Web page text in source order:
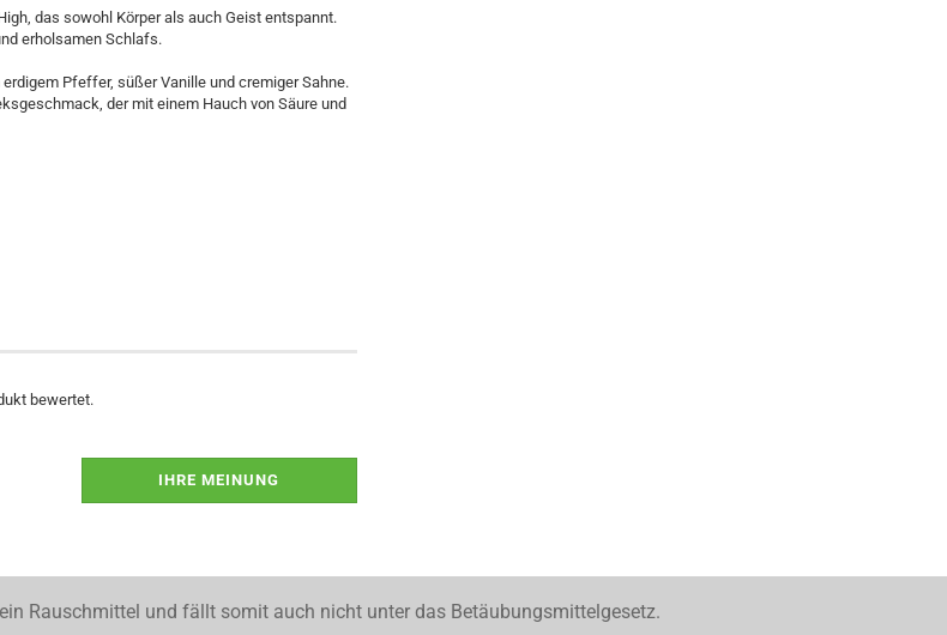
das sowohl Körper als auch Geist entspannt.
erholsamen Schlafs.
Pfeffer, süßer Vanille und cremiger Sahne.
der mit einem Hauch von Säure und
bewertet.
IHRE MEINUNG
Rauschmittel und fällt somit auch nicht unter das Betäubungsmittelgesetz.